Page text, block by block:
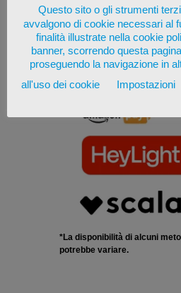
*La disponibilità di alcuni
potrebbe variare.
Questo sito o gli strumenti
avvalgono di cookie necessari al
finalità illustrate nella cookie
banner, scorrendo questa
proseguendo la navigazione in
all'uso dei cookie
Impostazioni